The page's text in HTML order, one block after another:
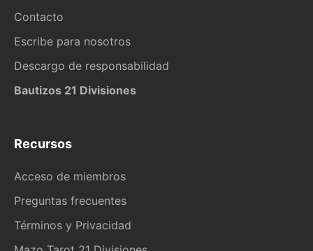
Contacto
Escribe para nosotros
Descargo de responsabilidad
Bautizos 21 Divisiones
Recursos
Acceso de miembros
Preguntas frecuentes
Términos y Privacidad